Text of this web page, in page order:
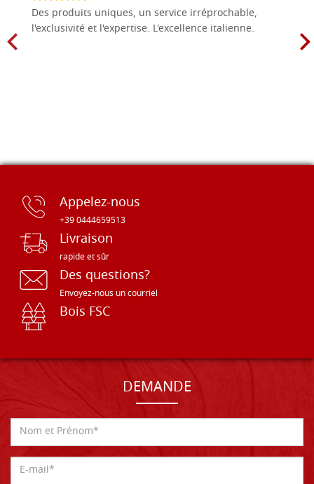
Des produits uniques, un service irréprochable,
l'exclusivité et l'expertise. L'excellence italienne.
Appelez-nous
+39 0444659513
Livraison
rapide et sûr
Des questions?
Envoyez-nous un courriel
Bois FSC
DEMANDE